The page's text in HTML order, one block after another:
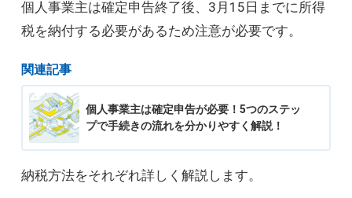
個人事業主は確定申告終了後、3月15日までに所得
税を納付する必要があるため注意が必要です。
関連記事
個人事業主は確定申告が必要！5つのステッ
プで手続きの流れを分かりやすく解説！
納税方法をそれぞれ詳しく解説します。